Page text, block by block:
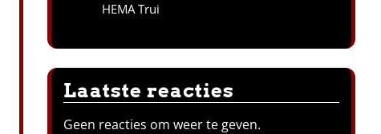
HEMA Trui
Laatste reacties
Geen reacties om weer te geven.